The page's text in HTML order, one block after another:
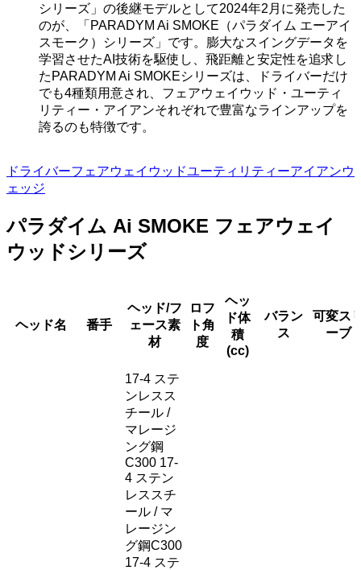
シリーズ」の後継モデルとして2024年2月に発売した
のが、「PARADYM Ai SMOKE（パラダイム エーアイ
スモーク）シリーズ」です。膨大なスイングデータを
学習させたAI技術を駆使し、飛距離と安定性を追求し
たPARADYM Ai SMOKEシリーズは、ドライバーだけ
でも4種類用意され、フェアウェイウッド・ユーティ
リティー・アイアンそれぞれで豊富なラインアップを
誇るのも特徴です。
ドライバーフェアウェイウッドユーティリティーアイアンウ
ェッジ
パラダイム Ai SMOKE フェアウェイ
ウッドシリーズ
ヘッド名 番手
ヘッド/フ
ェース素
材
ロフ
ト角
度
ヘッ
ド体
積
(cc)
バラン
ス
可変ス
ーブ
17-4 ステ
ンレスス
チール /
マレージ
ング鋼
C300 17-
4 ステン
レススチ
ール / マ
レージン
グ鋼C300
17-4 ステ